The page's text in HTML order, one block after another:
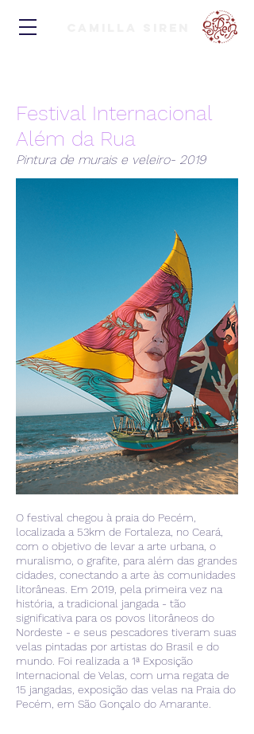
Festival Internacional
Além da Rua
Pintura de murais e veleiro- 2019
O festival chegou à praia do Pecém,
localizada a 53km de Fortaleza, no Ceará,
com o objetivo de levar a arte urbana, o
muralismo, o grafite, para além das grandes
cidades, conectando a arte às comunidades
litorâneas. Em 2019, pela primeira vez na
história, a tradicional jangada - tão
significativa para os povos litorâneos do
Nordeste - e seus pescadores tiveram suas
velas pintadas por artistas do Brasil e do
mundo. Foi realizada a 1ª Exposição
Internacional de Velas, com uma regata de
15 jangadas, exposição das velas na Praia do
Pecém, em São Gonçalo do Amarante.